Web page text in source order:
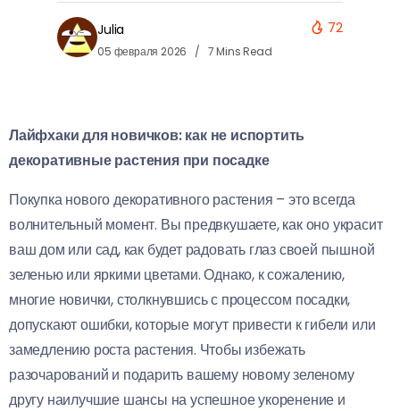
Julia
05 февраля 2026 7 Mins Read
72
Лайфхаки для новичков: как не испортить
декоративные растения при посадке
Покупка нового декоративного растения – это всегда
волнительный момент. Вы предвкушаете, как оно украсит
ваш дом или сад, как будет радовать глаз своей пышной
зеленью или яркими цветами. Однако, к сожалению,
многие новички, столкнувшись с процессом посадки,
допускают ошибки, которые могут привести к гибели или
замедлению роста растения. Чтобы избежать
разочарований и подарить вашему новому зеленому
другу наилучшие шансы на успешное укоренение и